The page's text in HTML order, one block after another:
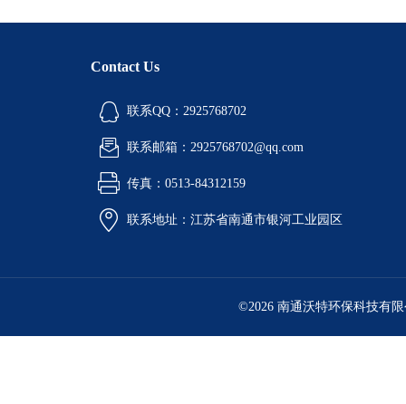
Contact Us
联系QQ：2925768702
联系邮箱：2925768702@qq.com
传真：0513-84312159
联系地址：江苏省南通市银河工业园区
©2026 南通沃特环保科技有